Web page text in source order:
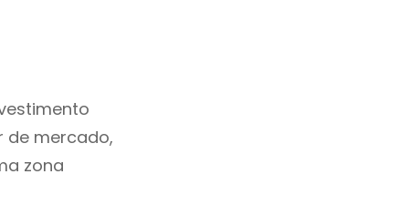
de mercado,
zona